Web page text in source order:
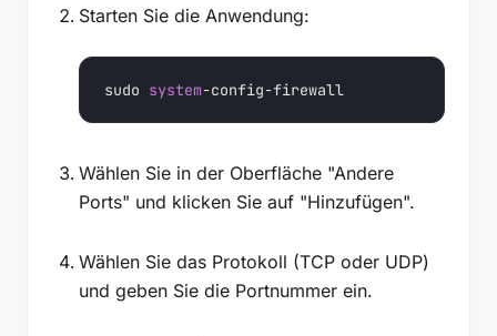
Starten Sie die Anwendung:
sudo system-config-firewall
Wählen Sie in der Oberfläche "Andere
Ports" und klicken Sie auf "Hinzufügen".
Wählen Sie das Protokoll (TCP oder UDP)
und geben Sie die Portnummer ein.